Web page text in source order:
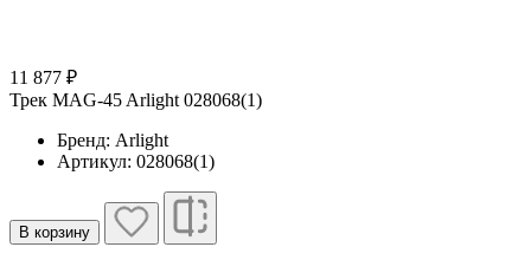
11 877 ₽
Трек MAG-45 Arlight 028068(1)
Бренд: Arlight
Артикул: 028068(1)
В корзину